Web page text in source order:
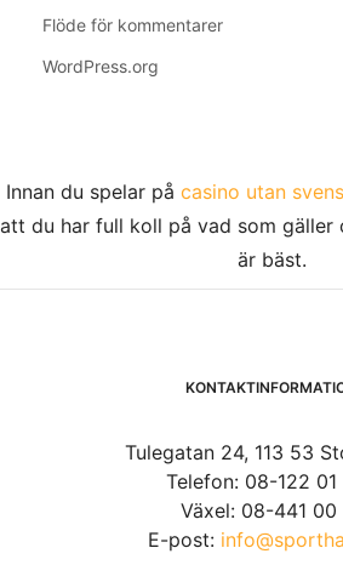
Flöde för kommentarer
WordPress.org
Innan du spelar på casino utan
att du har full koll på vad som gäller
är bäst.
Tulegatan 24, 113 53
Telefon: 08-122 01
Växel: 08-441 00
E-post: